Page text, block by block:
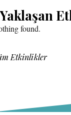
Yaklaşan
found.
Etkinlikler